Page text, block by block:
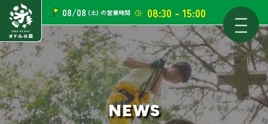
08/08 (土) の営業時間 08:30 - 15:00
NEWS